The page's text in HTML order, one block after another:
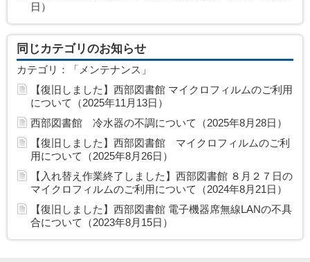
日）
同じカテゴリのお知らせ
カテゴリ：「メンテナンス」
【復旧しました】西部図書館 マイクロフィルムのご利用
について（2025年11月13日）
西部図書館 冷水器の不調について（2025年8月28日）
【復旧しました】西部図書館 マイクロフィルムのご利
用について（2025年8月26日）
【入れ替え作業終了しました】西部図書館 ８月２７日の
マイクロフィルムのご利用について（2024年8月21日）
【復旧しました】西部図書館 電子機器席無線LANの不具
合について（2023年8月15日）